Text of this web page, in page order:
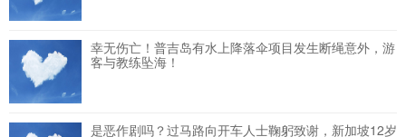
幸无伤亡！普吉岛有水上降落伞项目发生断绳意外，游
客与教练坠海！
是恶作剧吗？过马路向开车人士鞠躬致谢，新加坡12岁